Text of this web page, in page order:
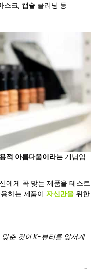
스크, 캡슐 클리닝 등
적 아름다움이라는 개념입
에게 꼭 맞는 제품을 테스트
하는 제품이 자신만을 위한
춘 것이 K-뷰티를 앞서게